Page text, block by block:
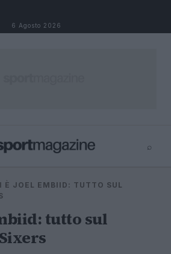
6 Agosto 2026
⌕
È JOEL EMBIID: TUTTO SUL
tutto sul